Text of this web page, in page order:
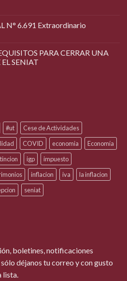
N° 6.691 Extraordinario
PARA CERRAR UNA
SENIAT
#ut
Cese de Actividades
COVID economia
Economía
igp
impuesto
inflacion iva
la inflacion
seniat
boletines, notificaciones
déjanos tu correo y con gusto
lista.